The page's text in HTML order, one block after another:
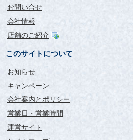
お問い合せ
会社情報
店舗のご紹介
このサイトについて
お知らせ
キャンペーン
会社案内とポリシー
営業日・営業時間
運営サイト